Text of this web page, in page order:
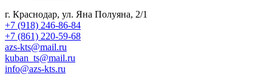
г. Краснодар, ул. Яна Полуяна, 2/1
+7 (918) 246-86-84
+7 (861) 220-59-68
azs-kts@mail.ru
kuban_ts@mail.ru
info@azs-kts.ru